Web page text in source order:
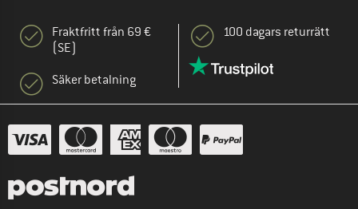
Fraktfritt från 69 €
(SE)
Säker betalning
100 dagars returrätt